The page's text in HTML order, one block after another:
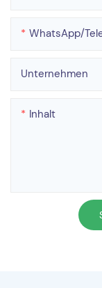
WhatsApp/
Unternehmen
Inhalt